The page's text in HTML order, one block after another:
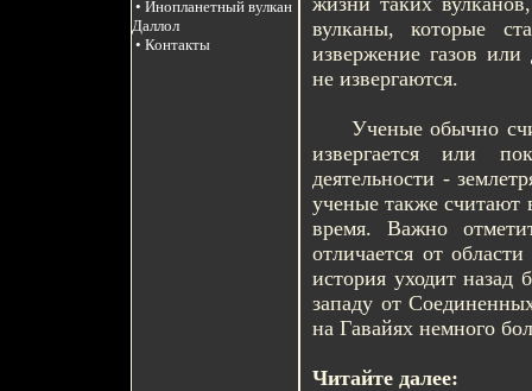
• Инопланетный вулкан
Даллол
• Контакты
вулканы, которые
извержение газов
не извергаются.
Ученые обычно
извергается или
деятельности -
ученые также считают
время. Важно
отличается от
история уходит назад
западу от
на Гавайях немного
Читайте далее: